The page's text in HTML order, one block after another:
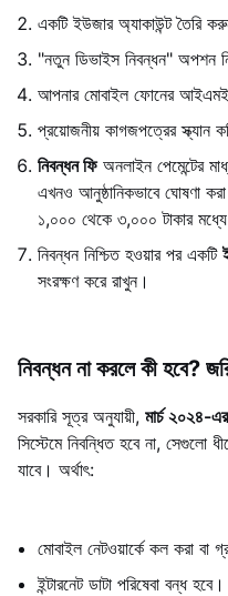
একটি ইউজার অ্যাকাউন্ট তৈরি
"নতুন ডিভাইস নিবন্ধন" অপশন
আপনার মোবাইল ফোনের
প্রয়োজনীয় কাগজপত্রের
নিবন্ধন ফিঅনলাইন পেমেন্টের
এখনও আনুষ্ঠানিকভাবে ঘোষণা
১,০০০ থেকে ৩,০০০ টাকার মধ্যে
নিবন্ধন নিশ্চিত হওয়ার পর একটি
সংরক্ষণ করে রাখুন।
নিবন্ধন না করলে কী হবে?
সরকারি সূত্র অনুযায়ী, মার্চ ২০২৪-
সিস্টেমে নিবন্ধিত হবে না, সেগুলো
যাবে। অর্থাৎ:
মোবাইল নেটওয়ার্কে কল করা বা
ইন্টারনেট ডাটা পরিষেবা বন্ধ হবে।